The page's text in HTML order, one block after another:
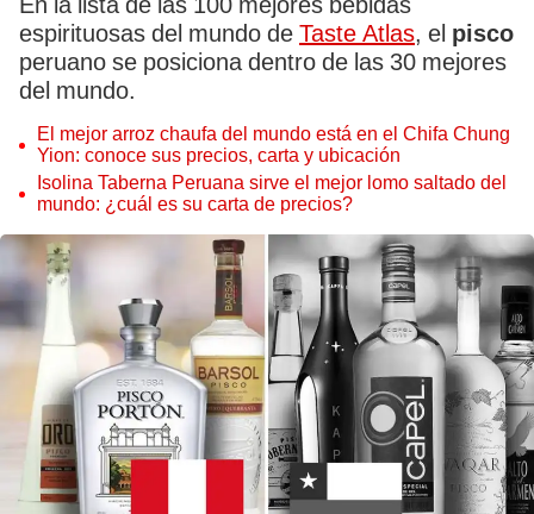
espirituosas del mundo de Taste Atlas, el pisco
peruano se posiciona dentro de las 30 mejores
del mundo.
El mejor arroz chaufa del mundo está en el Chifa Chung
Yion: conoce sus precios, carta y ubicación
Isolina Taberna Peruana sirve el mejor lomo saltado del
mundo: ¿cuál es su carta de precios?